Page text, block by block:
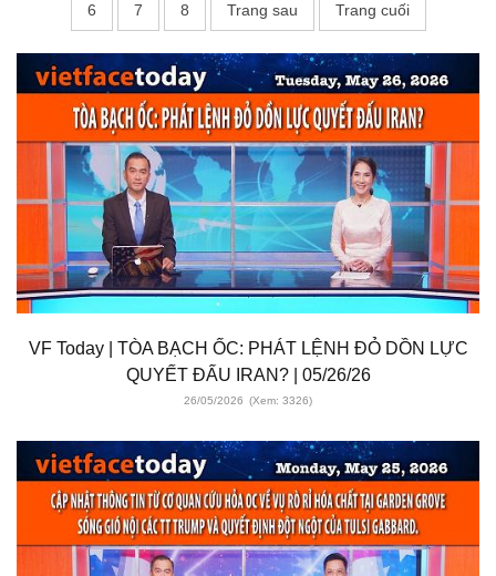
6 7 8 Trang sau Trang cuối
VF Today | TÒA BẠCH ỐC: PHÁT LỆNH ĐỎ DỒN LỰC
QUYẾT ĐẤU IRAN? | 05/26/26
26/05/2026 (Xem: 3326)